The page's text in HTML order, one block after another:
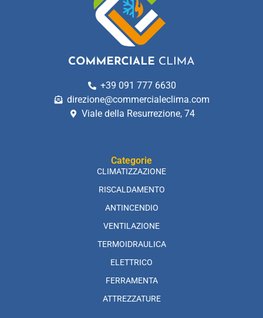
+39 091 777 6630
direzione@commercialeclima.com
Viale della Resurrezione, 74
Categorie
CLIMATIZZAZIONE
RISCALDAMENTO
ANTINCENDIO
VENTILAZIONE
TERMOIDRAULICA
ELETTRICO
FERRAMENTA
ATTREZZATURE